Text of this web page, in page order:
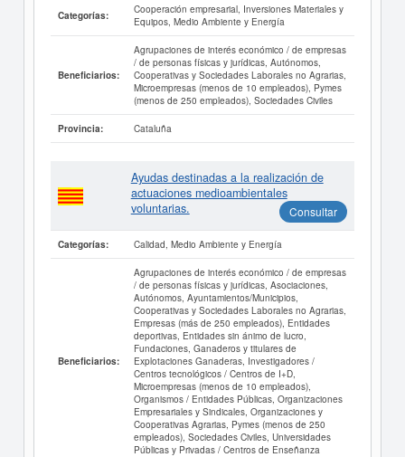
Categorías:
Cooperación empresarial, Inversiones Materiales y
Equipos, Medio Ambiente y Energía
Beneficiarios:
Agrupaciones de interés económico / de empresas
/ de personas físicas y jurídicas, Autónomos,
Cooperativas y Sociedades Laborales no Agrarias,
Microempresas (menos de 10 empleados), Pymes
(menos de 250 empleados), Sociedades Civiles
Provincia: Cataluña
Ayudas destinadas a la realización de
actuaciones medioambientales
voluntarias.
Consultar
Categorías: Calidad, Medio Ambiente y Energía
Beneficiarios:
Agrupaciones de interés económico / de empresas
/ de personas físicas y jurídicas, Asociaciones,
Autónomos, Ayuntamientos/Municipios,
Cooperativas y Sociedades Laborales no Agrarias,
Empresas (más de 250 empleados), Entidades
deportivas, Entidades sin ánimo de lucro,
Fundaciones, Ganaderos y titulares de
Explotaciones Ganaderas, Investigadores /
Centros tecnológicos / Centros de I+D,
Microempresas (menos de 10 empleados),
Organismos / Entidades Públicas, Organizaciones
Empresariales y Sindicales, Organizaciones y
Cooperativas Agrarias, Pymes (menos de 250
empleados), Sociedades Civiles, Universidades
Públicas y Privadas / Centros de Enseñanza